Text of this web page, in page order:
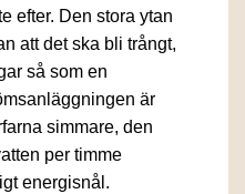
efter. Den stora ytan
att det ska bli trångt,
så som en
är
simmare, den
per timme
energisnål.